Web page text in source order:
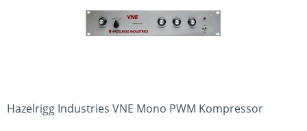
Hazelrigg Industries VNE Mono PWM Kompressor